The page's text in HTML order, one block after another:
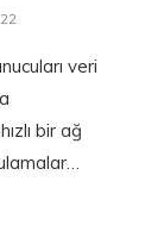
veri
bir ağ